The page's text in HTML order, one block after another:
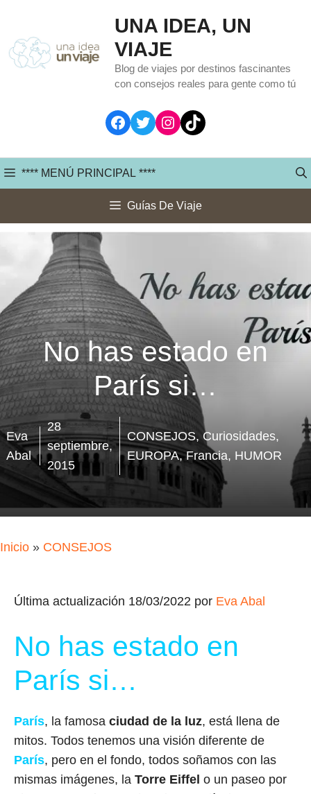
contenido
UNA IDEA, UN
VIAJE
Blog de viajes por destinos fascinantes
con consejos reales para gente como tú
Facebook
TwitterInstagram
TikTok
**** MENÚ PRINCIPAL ****
Guías De Viaje
No has estado en
París si…
Eva
Abal
28
septiembre,
2015
CONSEJOS, Curiosidades,
EUROPA,Francia, HUMOR
Inicio » CONSEJOS
Última actualización 18/03/2022 por Eva Abal
No has estado en
París si…
París, la famosa ciudad de la luz, está llena de
mitos. Todos tenemos una visión diferente de
París, pero en el fondo, todos soñamos con las
mismas imágenes, la Torre Eiffel o un paseo por